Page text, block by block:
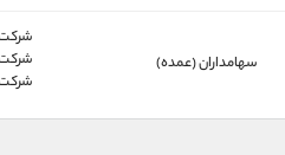
سهامداران (عمده)
شركت
شركت
شركت